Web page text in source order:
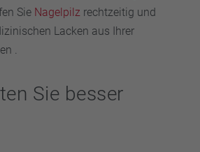
Sie Nagelpilz rechtzeitig und
Lacken aus Ihrer
.
Sie besser